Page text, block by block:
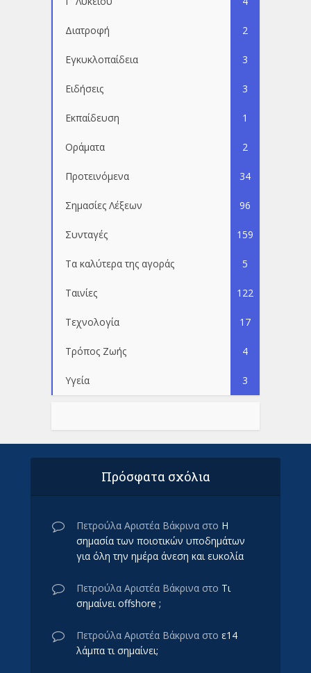
Διατροφή 2
Εγκυκλοπαίδεια 3
Ειδήσεις 3
Εκπαίδευση 1
Οράματα 2
Προτεινόμενα 34
Σημασίες Λέξεων 96
Συνταγές 159
Τα καλύτερα της αγοράς 5
Ταινίες 122
Τεχνολογία 17
Τρόπος Ζωής 4
Υγεία 3
Πρόσφατα σχόλια
Πετρούλα Αριστέα Βάκρινα στο Η
σημασία των ποιοτικών υποδημάτων
για όλη την ημέρα άνεση και ευκολία
Πετρούλα Αριστέα Βάκρινα στο Τι
σημαίνει offshore ;
Πετρούλα Αριστέα Βάκρινα στο ε14
λάμπα τι σημαίνει;